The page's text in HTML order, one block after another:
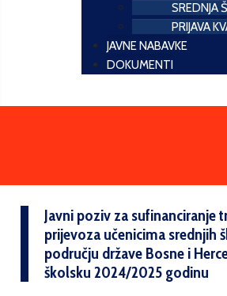
SREDNJA
PRIJAVA
JAVNE NABAVKE
DOKUMENTI
Javni poziv za sufinanciranje
prijevoza učenicima srednjih
području države Bosne i
školsku 2024/2025 godinu